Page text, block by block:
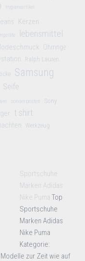
Hygieneartikel
Kerzen
lebensmittel
Ohrringe
Ralph Lauren
Samsung
Seife
sonderposten Sony
t shirt
Werkzeug
Sportschuhe
Marken Adidas
Nike Puma Top
Sportschuhe
Marken Adidas
Nike Puma
Kategorie:
zur Zeit wie auf